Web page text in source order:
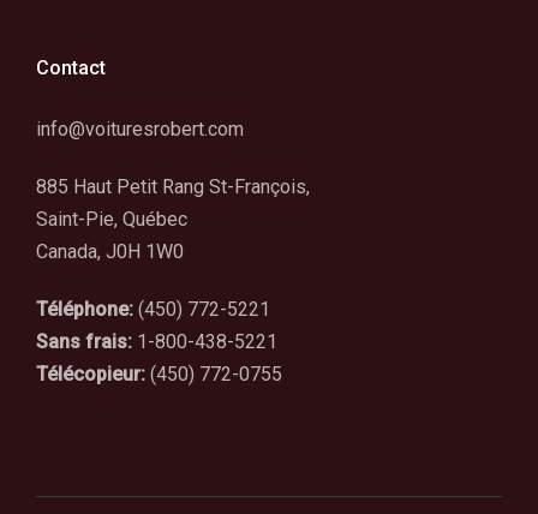
Contact
info@voituresrobert.com
885 Haut Petit Rang St-François,
Saint-Pie, Québec
Canada, J0H 1W0
Téléphone: (450) 772-5221
Sans frais: 1-800-438-5221
Télécopieur: (450) 772-0755